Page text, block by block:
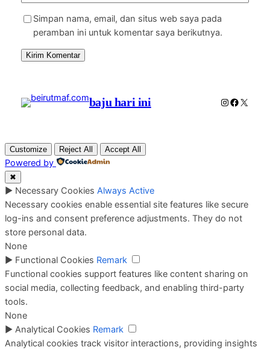
Simpan nama, email, dan situs web saya pada
peramban ini untuk komentar saya berikutnya.
baju hari ini Instagram
X
Customize Reject All Accept All
Powered by
✖
► Necessary Cookies Always Active
Necessary cookies enable essential site features like secure
log-ins and consent preference adjustments. They do not
store personal data.
None
► Functional Cookies Remark
Functional cookies support features like content sharing on
social media, collecting feedback, and enabling third-party
tools.
None
► Analytical Cookies Remark
Analytical cookies track visitor interactions, providing insights